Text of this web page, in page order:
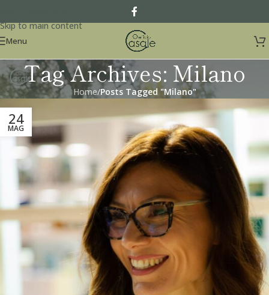
Skip to main content
Menu
Tag Archives: Milano
Home/Posts Tagged "Milano"
24
MAG